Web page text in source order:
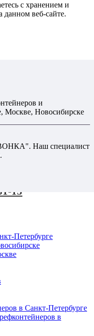
с хранением и
данном веб-сайте.
и
Москве, Новосибирске
Наш специалист
15
Петербурге
в Санкт-Петербурге
в